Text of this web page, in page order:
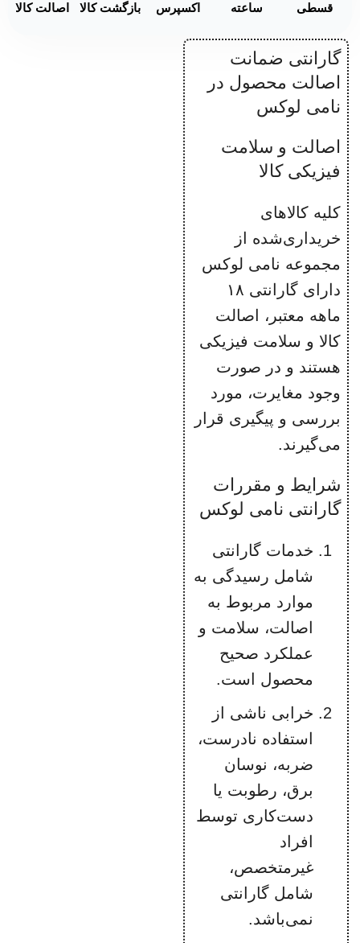
قسطی
ساعته
اکسپرس
بازگشت کالا
اصالت کالا
گارانتی ضمانت
اصالت محصول در
نامی لوکس
اصالت و سلامت
فیزیکی کالا
کلیه کالاهای
خریداری‌شده از
مجموعه نامی لوکس
دارای گارانتی ۱۸
ماهه معتبر، اصالت
کالا و سلامت فیزیکی
هستند و در صورت
وجود مغایرت، مورد
بررسی و پیگیری قرار
می‌گیرند.
شرایط و مقررات
گارانتی نامی لوکس
خدمات گارانتی
شامل رسیدگی به
موارد مربوط به
اصالت، سلامت و
عملکرد صحیح
محصول است.
خرابی ناشی از
استفاده نادرست،
ضربه، نوسان
برق، رطوبت یا
دست‌کاری توسط
افراد
غیرمتخصص،
شامل گارانتی
نمی‌باشد.